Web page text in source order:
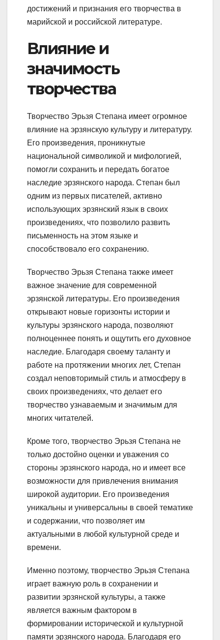
достижений и признания его творчества в
марийской и российской литературе.
Влияние и
значимость
творчества
Творчество Эрьзя Степана имеет огромное
влияние на эрзянскую культуру и литературу.
Его произведения, проникнутые
национальной символикой и мифологией,
помогли сохранить и передать богатое
наследие эрзянского народа. Степан был
одним из первых писателей, активно
использующих эрзянский язык в своих
произведениях, что позволило развить
письменность на этом языке и
способствовало его сохранению.
Творчество Эрьзя Степана также имеет
важное значение для современной
эрзянской литературы. Его произведения
открывают новые горизонты истории и
культуры эрзянского народа, позволяют
полноценнее понять и ощутить его духовное
наследие. Благодаря своему таланту и
работе на протяжении многих лет, Степан
создал неповторимый стиль и атмосферу в
своих произведениях, что делает его
творчество узнаваемым и значимым для
многих читателей.
Кроме того, творчество Эрьзя Степана не
только достойно оценки и уважения со
стороны эрзянского народа, но и имеет все
возможности для привлечения внимания
широкой аудитории. Его произведения
уникальны и универсальны в своей тематике
и содержании, что позволяет им
актуальными в любой культурной среде и
времени.
Именно поэтому, творчество Эрьзя Степана
играет важную роль в сохранении и
развитии эрзянской культуры, а также
является важным фактором в
формировании исторической и культурной
памяти эрзянского народа. Благодаря его